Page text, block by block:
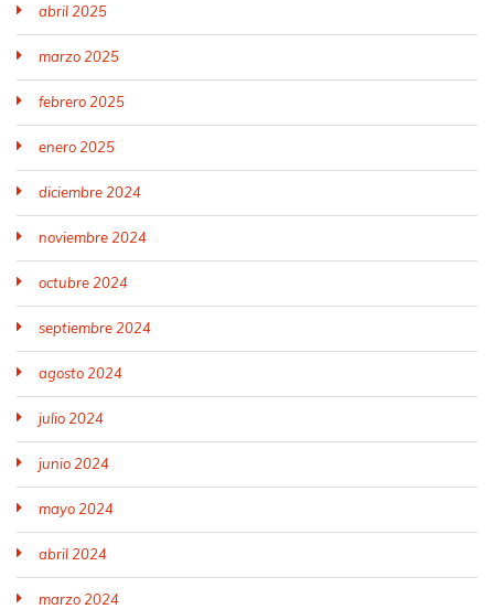
abril 2025
marzo 2025
febrero 2025
enero 2025
diciembre 2024
noviembre 2024
octubre 2024
septiembre 2024
agosto 2024
julio 2024
junio 2024
mayo 2024
abril 2024
marzo 2024